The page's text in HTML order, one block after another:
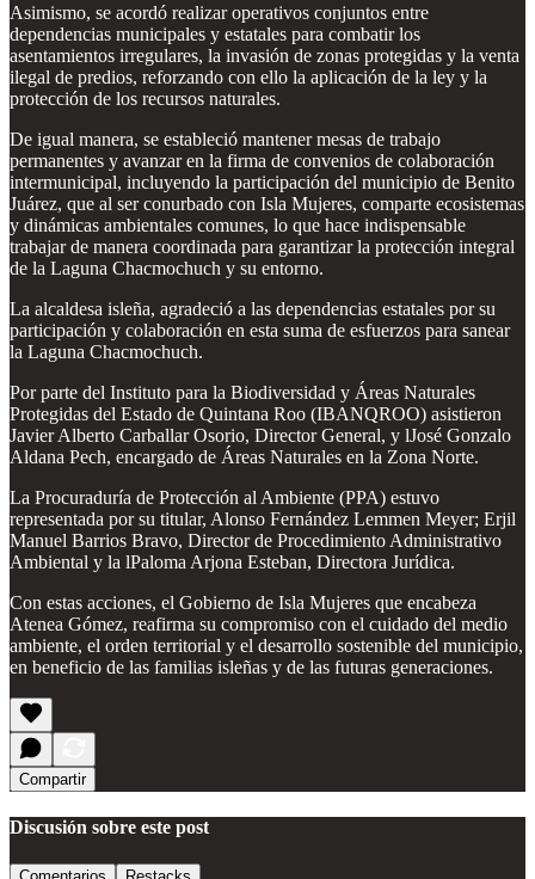
Asimismo, se acordó realizar operativos conjuntos entre
dependencias municipales y estatales para combatir los
asentamientos irregulares, la invasión de zonas protegidas y la venta
ilegal de predios, reforzando con ello la aplicación de la ley y la
protección de los recursos naturales.
De igual manera, se estableció mantener mesas de trabajo
permanentes y avanzar en la firma de convenios de colaboración
intermunicipal, incluyendo la participación del municipio de Benito
Juárez, que al ser conurbado con Isla Mujeres, comparte ecosistemas
y dinámicas ambientales comunes, lo que hace indispensable
trabajar de manera coordinada para garantizar la protección integral
de la Laguna Chacmochuch y su entorno.
La alcaldesa isleña, agradeció a las dependencias estatales por su
participación y colaboración en esta suma de esfuerzos para sanear
la Laguna Chacmochuch.
Por parte del Instituto para la Biodiversidad y Áreas Naturales
Protegidas del Estado de Quintana Roo (IBANQROO) asistieron
Javier Alberto Carballar Osorio, Director General, y lJosé Gonzalo
Aldana Pech, encargado de Áreas Naturales en la Zona Norte.
La Procuraduría de Protección al Ambiente (PPA) estuvo
representada por su titular, Alonso Fernández Lemmen Meyer; Erjil
Manuel Barrios Bravo, Director de Procedimiento Administrativo
Ambiental y la lPaloma Arjona Esteban, Directora Jurídica.
Con estas acciones, el Gobierno de Isla Mujeres que encabeza
Atenea Gómez, reafirma su compromiso con el cuidado del medio
ambiente, el orden territorial y el desarrollo sostenible del municipio,
en beneficio de las familias isleñas y de las futuras generaciones.
Compartir
Discusión sobre este post